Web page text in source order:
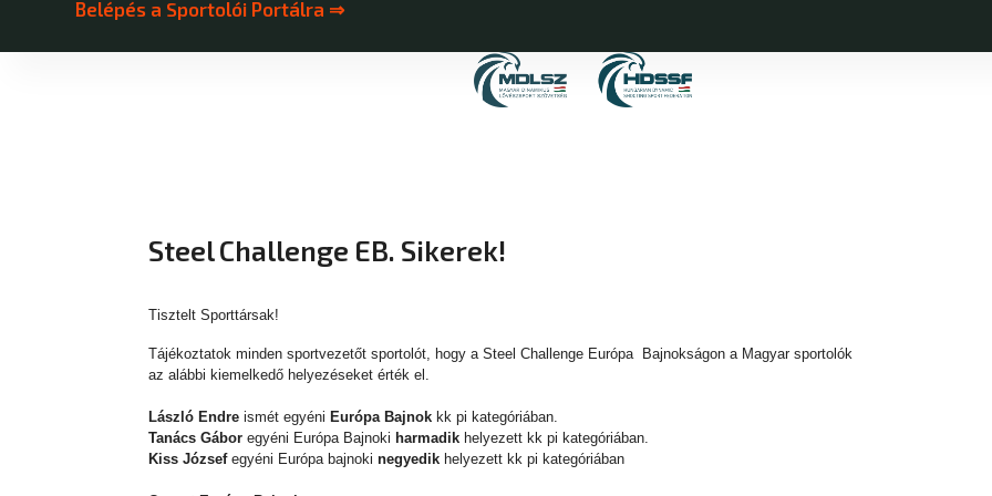
Belépés a Sportolói Portálra ⇒
Steel Challenge EB. Sikerek!
Tisztelt Sporttársak!
Tájékoztatok minden sportvezetőt sportolót, hogy a Steel Challenge Európa Bajnokságon a Magyar sportolók
az alábbi kiemelkedő helyezéseket érték el.
László Endre ismét egyéni Európa Bajnok kk pi kategóriában.
Tanács Gábor egyéni Európa Bajnoki harmadik helyezett kk pi kategóriában.
Kiss Józsefegyéni Európa bajnokinegyedik helyezett kk pi kategóriában